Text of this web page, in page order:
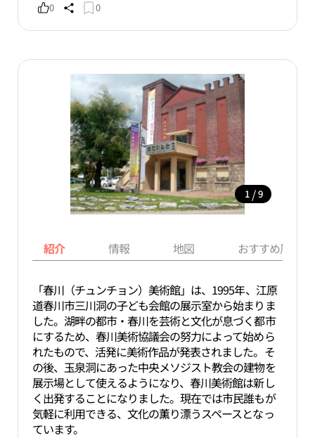
0 0
1 / 9
紹介 情報 地図 おすすめ周辺
「春川（チュンチョン）美術館」は、1995年、江原
道春川市三川洞の子ども会館の展示室から始まりま
した。湖畔の都市・春川を芸術と文化が息づく都市
にするため、春川美術協議会の努力によって始めら
れたもので、活発に美術作品が発表されました。そ
の後、玉泉洞にあった中央メソジスト教会の建物を
展示場として使えるようになり、春川美術館は新し
く出発することになりました。現在では市民誰もが
気軽に利用できる、文化の薫り漂うスペースとなっ
ています。